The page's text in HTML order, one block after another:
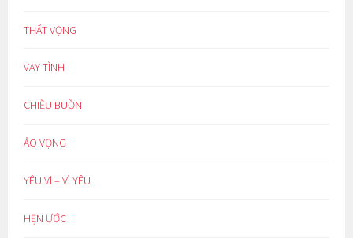
THẤT VỌNG
VAY TÌNH
CHIỀU BUỒN
ẢO VỌNG
YÊU VÌ – VÌ YÊU
HẸN ƯỚC